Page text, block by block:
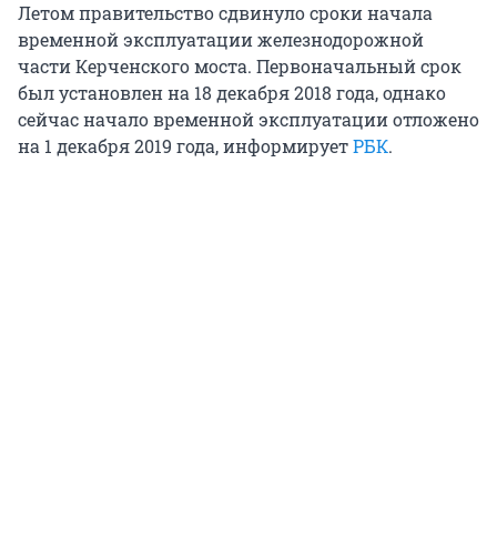
Летом правительство сдвинуло сроки начала
временной эксплуатации железнодорожной
части Керченского моста. Первоначальный срок
был установлен на 18 декабря 2018 года, однако
сейчас начало временной эксплуатации отложено
на 1 декабря 2019 года, информируетРБК.